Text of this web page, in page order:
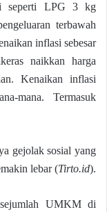
seperti LPG 3 kg
terbawah
inflasi sebesar
naikkan harga
Kenaikan inflasi
mana. Termasuk
gejolak sosial yang
lebar (Tirto.id).
UMKM di